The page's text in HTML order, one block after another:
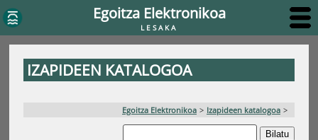
Egoitza Elektronikoa
LESAKA
IZAPIDEEN KATALOGOA
Egoitza Elektronikoa > Izapideen katalogoa >